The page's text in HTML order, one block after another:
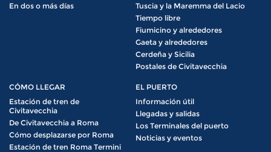
En dos o más días
Tuscia y la Maremma del Lacio
Tiempo libre
Fiumicino y alrededores
Gaeta y alrededores
Cerdeña y Sicilia
Postales de Civitavecchia
CÓMO LLEGAR
Estación de tren de
Civitavecchia
De Civitavecchia a Roma
Cómo desplazarse por Roma
Estación de tren Roma Termini
EL PUERTO
Información útil
Llegadas y salidas
Los Terminales del puerto
Noticias y eventos